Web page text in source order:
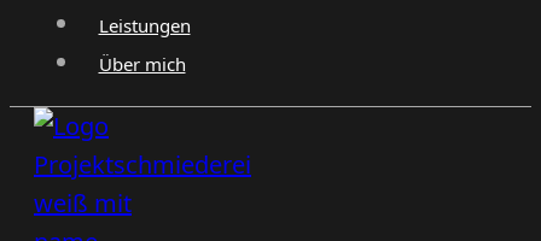
Leistungen
Über mich